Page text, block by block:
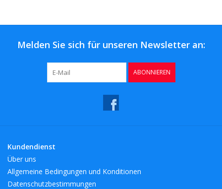
Melden Sie sich für unseren Newsletter an:
ABONNIEREN
Kundendienst
Über uns
Allgemeine Bedingungen und Konditionen
Datenschutzbestimmungen